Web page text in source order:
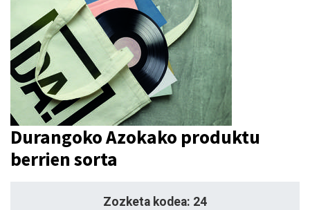
Durangoko Azokako produktu
berrien sorta
Zozketa kodea: 24